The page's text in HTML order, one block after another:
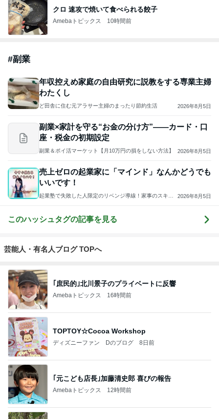
クロ 速攻で焼いて食べられる餃子
Amebaトピックス 10時間前
#副業
年収控えめ家庭の自由研究に説教をする専業主婦
わたくし
ど田舎に住む元アラサー主婦のまったり節約生活 2026年8月5日
副業×家計を守る“お金の分け方”——カード・口
座・税金の初期設定
副業＆ポイ活マーケット【月10万円の損をしない方法】 2026年8月5日
売上ゼロの起業家に「マインド」なんかどうでも
いいです！
起業塾で失敗した人限定のリベンジ導線！家事のスキマ1
2026年8月5日
このハッシュタグの記事を見る
芸能人・有名人ブログ TOPへ
｢庶民的｣北川景子のプライベートに反響
Amebaトピックス 16時間前
TOPTOY☆Cocoa Workshop
ディズニーファン Dのブログ 8日前
｢元こども店長｣加藤清史郎 喜びの報告
Amebaトピックス 12時間前